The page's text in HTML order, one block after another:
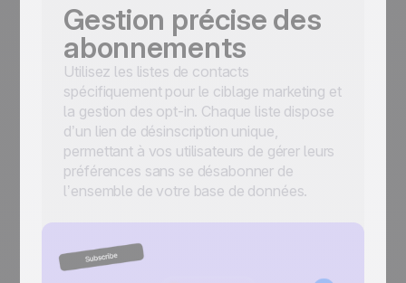
Gestion précise des
abonnements
Utilisez les listes de contacts
spécifiquement pour le ciblage marketing et
la gestion des opt-in. Chaque liste dispose
d’un lien de désinscription unique,
permettant à vos utilisateurs de gérer leurs
préférences sans se désabonner de
l’ensemble de votre base de données.